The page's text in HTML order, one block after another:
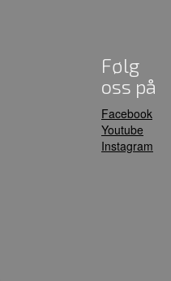
Følg
oss på
Facebook
Youtube
Instagram